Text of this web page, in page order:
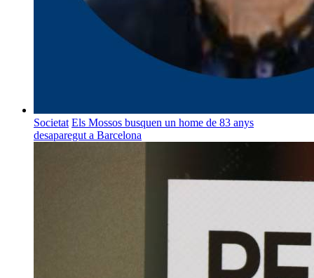
Societat Els Mossos busquen un home de 83 anys
desaparegut a Barcelona